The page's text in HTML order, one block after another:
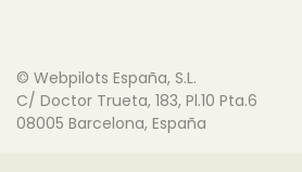
© Webpilots España, S.L.
C/ Doctor Trueta, 183, Pl.10 Pta.6
08005 Barcelona, España